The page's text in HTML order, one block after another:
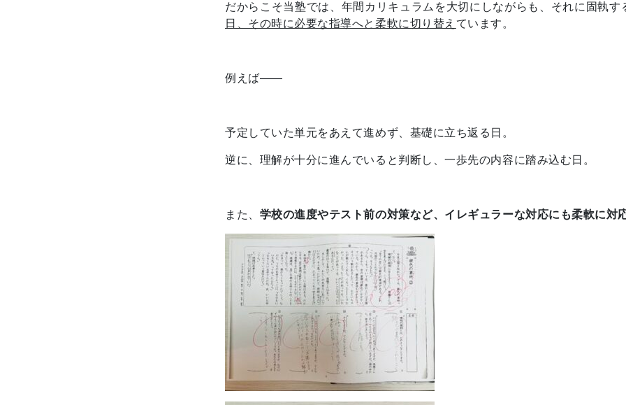
だからこそ当塾では、年間カリキュラムを大切にしながらも、それに固執す
日、その時に必要な指導へと柔軟に切り替え ています。
例えば――
予定していた単元をあえて進めず、基礎に立ち返る日。
逆に、理解が十分に進んでいると判断し、一歩先の内容に踏み込む日。
また、 学校の進度やテスト前の対策など、イレギュラーな対応にも柔軟に対